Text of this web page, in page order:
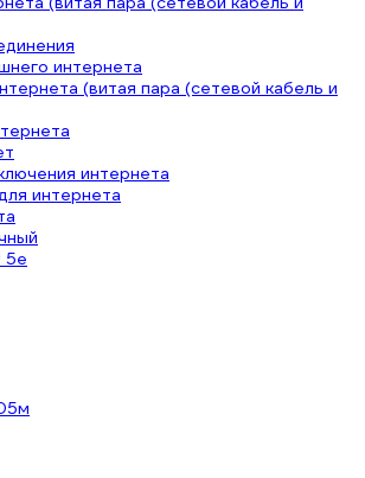
интернета
(витая пара (сетевой кабель и
интернета
интернета
5e